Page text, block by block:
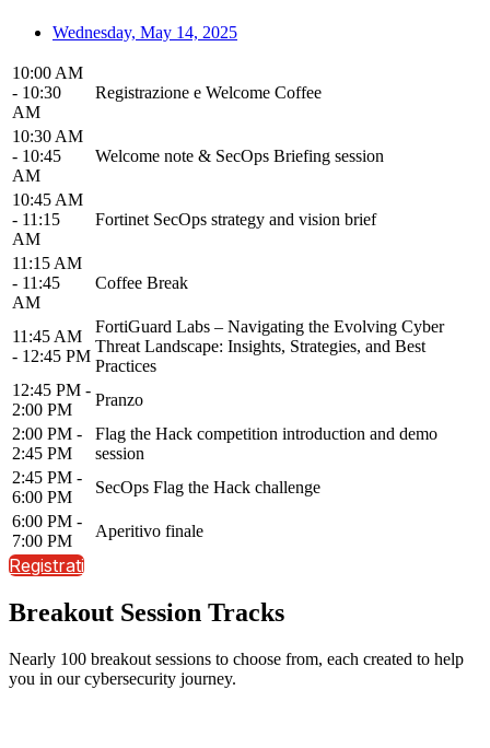
Wednesday, May 14, 2025
10:00 AM
- 10:30
AM
Registrazione e Welcome Coffee
10:30 AM
- 10:45
AM
Welcome note & SecOps Briefing session
10:45 AM
- 11:15
AM
Fortinet SecOps strategy and vision brief
11:15 AM
- 11:45
AM
Coffee Break
11:45 AM
- 12:45 PM
FortiGuard Labs – Navigating the Evolving Cyber
Threat Landscape: Insights, Strategies, and Best
Practices
12:45 PM -
2:00 PM
Pranzo
2:00 PM -
2:45 PM
Flag the Hack competition introduction and demo
session
2:45 PM -
6:00 PM
SecOps Flag the Hack challenge
6:00 PM -
7:00 PM
Aperitivo finale
Registrati
Breakout Session Tracks
Nearly 100 breakout sessions to choose from, each created to help
you in our cybersecurity journey.